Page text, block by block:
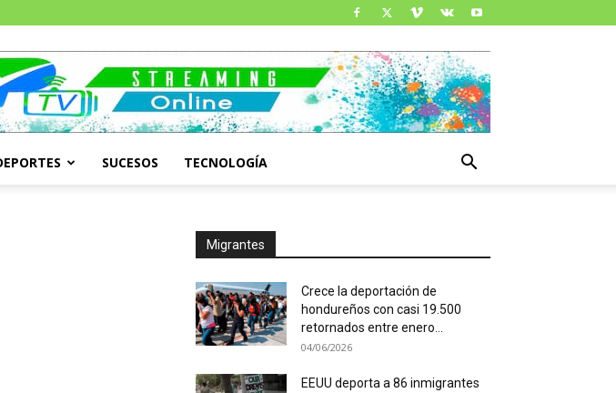
SUCESOS TECNOLOGÍA
Migrantes
Crece la deportación de
hondureños con casi 19.500
retornados entre enero...
04/06/2026
EEUU deporta a 86 inmigrantes